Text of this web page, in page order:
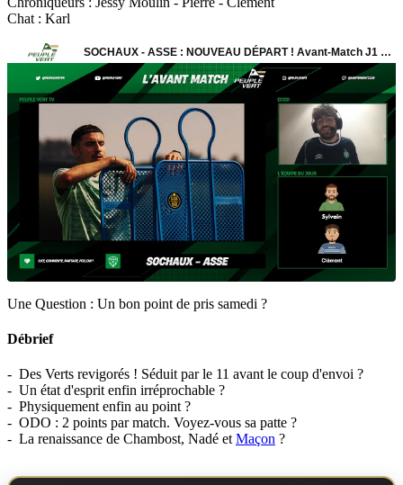
Chat : Karl
Une Question : Un bon point de pris samedi ?
Débrief
- Des Verts revigorés ! Séduit par le 11 avant le coup d'envoi ?
- Un état d'esprit enfin irréprochable ?
- Physiquement enfin au point ?
- ODO : 2 points par match. Voyez-vous sa patte ?
- La renaissance de Chambost, Nadé etMaçon ?